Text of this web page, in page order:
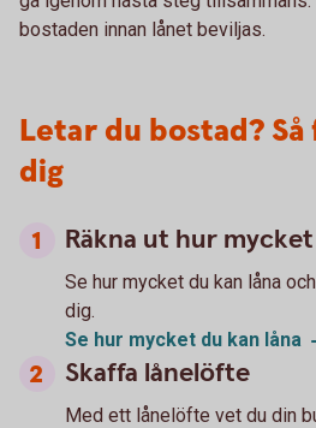
bostaden innan lånet beviljas.
Letar du bostad?
dig
Räkna ut hur
Se hur mycket du kan låna
dig.
Se hur mycket du kan låna
Skaffa lånelöfte
Med ett lånelöfte vet du din